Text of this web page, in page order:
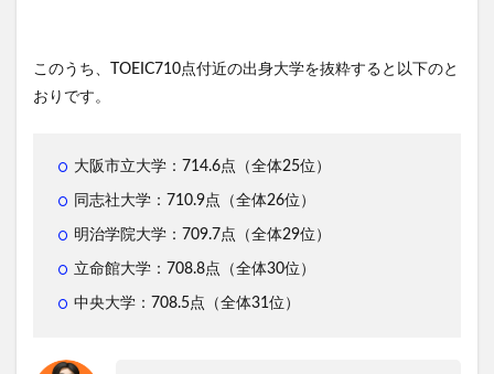
このうち、TOEIC710点付近の出身大学を抜粋すると以下のと
おりです。
大阪市立大学：714.6点（全体25位）
同志社大学：710.9点（全体26位）
明治学院大学：709.7点（全体29位）
立命館大学：708.8点（全体30位）
中央大学：708.5点（全体31位）